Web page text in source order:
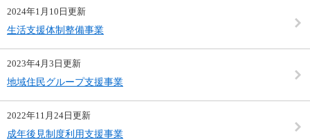
2024年1月10日更新
生活支援体制整備事業
2023年4月3日更新
地域住民グループ支援事業
2022年11月24日更新
成年後見制度利用支援事業